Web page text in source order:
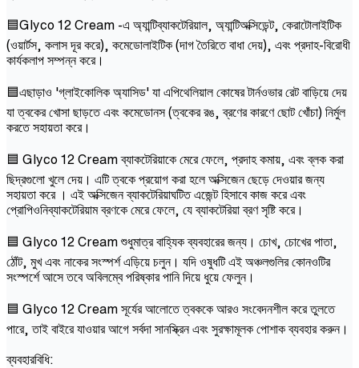
🟦Glyco 12 Cream -এ অ্যান্টিব্যাকটেরিয়াল, অ্যান্টিঅক্সিডেন্ট, কেরাটোলাইটিক
(ওয়ার্টস, কলাস দূর করে), কমেডোলাইটিক (দাগ তৈরিতে বাধা দেয়), এবং প্রদাহ-বিরোধী
কার্যকলাপ সম্পন্ন করে।
🟦এছাড়াও 'গ্লাইকোলিক অ্যাসিড' যা এপিথেলিয়াল কোষের টার্নওভার রেট বাড়িয়ে দেয়
যা ত্বকের খোসা ছাড়তে এবং কমেডোনস (ত্বকের রঙ, ব্রণের কারণে ছোট খোঁচা) নির্মুল
করতে সহায়তা করে।
🟦 Glyco 12 Cream ব্যাকটেরিয়াকে মেরে ফেলে, প্রদাহ কমায়, এবং ব্লক করা
ছিদ্রগুলো খুলে দেয়। এটি ত্বকে প্রয়োগ করা হলে অক্সিজেন ছেড়ে দেওয়ার জন্য
সহায়তা করে । এই অক্সিজেন ব্যাকটেরিয়াঘটিত এজেন্ট হিসাবে কাজ করে এবং
প্রোপিওনিব্যাকটেরিয়াম ব্রণকে মেরে ফেলে, যে ব্যাকটেরিয়া ব্রণ সৃষ্টি করে।
🟦 Glyco 12 Cream শুধুমাত্র বাহ্যিক ব্যবহারের জন্য। চোখ, চোখের পাতা,
ঠোঁট, মুখ এবং নাকের সংস্পর্শ এড়িয়ে চলুন। যদি ওষুধটি এই অঞ্চলগুলির কোনওটির
সংস্পর্শে আসে তবে অবিলম্বে পরিষ্কার পানি দিয়ে ধুয়ে ফেলুন।
🟦 Glyco 12 Cream সূর্যের আলোতে ত্বককে আরও সংবেদনশীল করে তুলতে
পারে, তাই বাইরে যাওয়ার আগে সর্বদা সানস্ক্রিন এবং সুরক্ষামূলক পোশাক ব্যবহার করুন।
ব্যবহারবিধি: